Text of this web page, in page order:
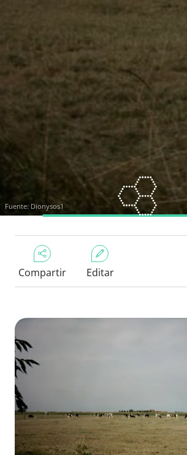
Fuente: Dionysos1
Compartir Editar